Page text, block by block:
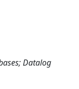
Datalog